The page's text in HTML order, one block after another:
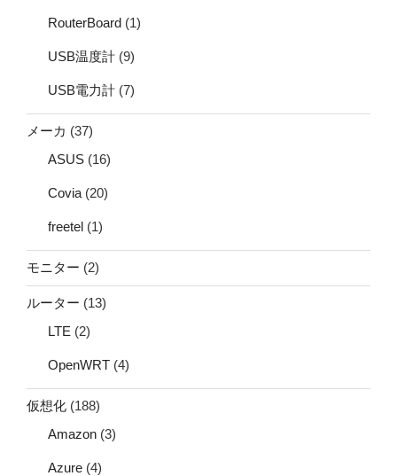
RouterBoard (1)
USB温度計 (9)
USB電力計 (7)
メーカ (37)
ASUS (16)
Covia (20)
freetel (1)
モニター (2)
ルーター (13)
LTE (2)
OpenWRT (4)
仮想化 (188)
Amazon (3)
Azure (4)